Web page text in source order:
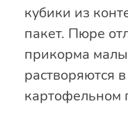
кубики из
пакет. Пюре
прикорма
растворяются
картофельном